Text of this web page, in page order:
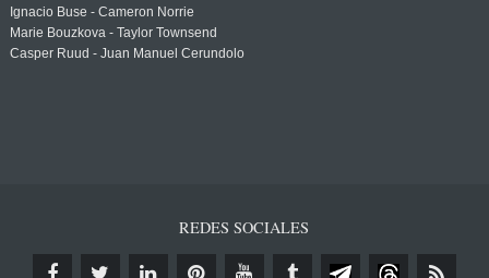
Ignacio Buse - Cameron Norrie
Marie Bouzkova - Taylor Townsend
Casper Ruud - Juan Manuel Cerundolo
REDES SOCIALES